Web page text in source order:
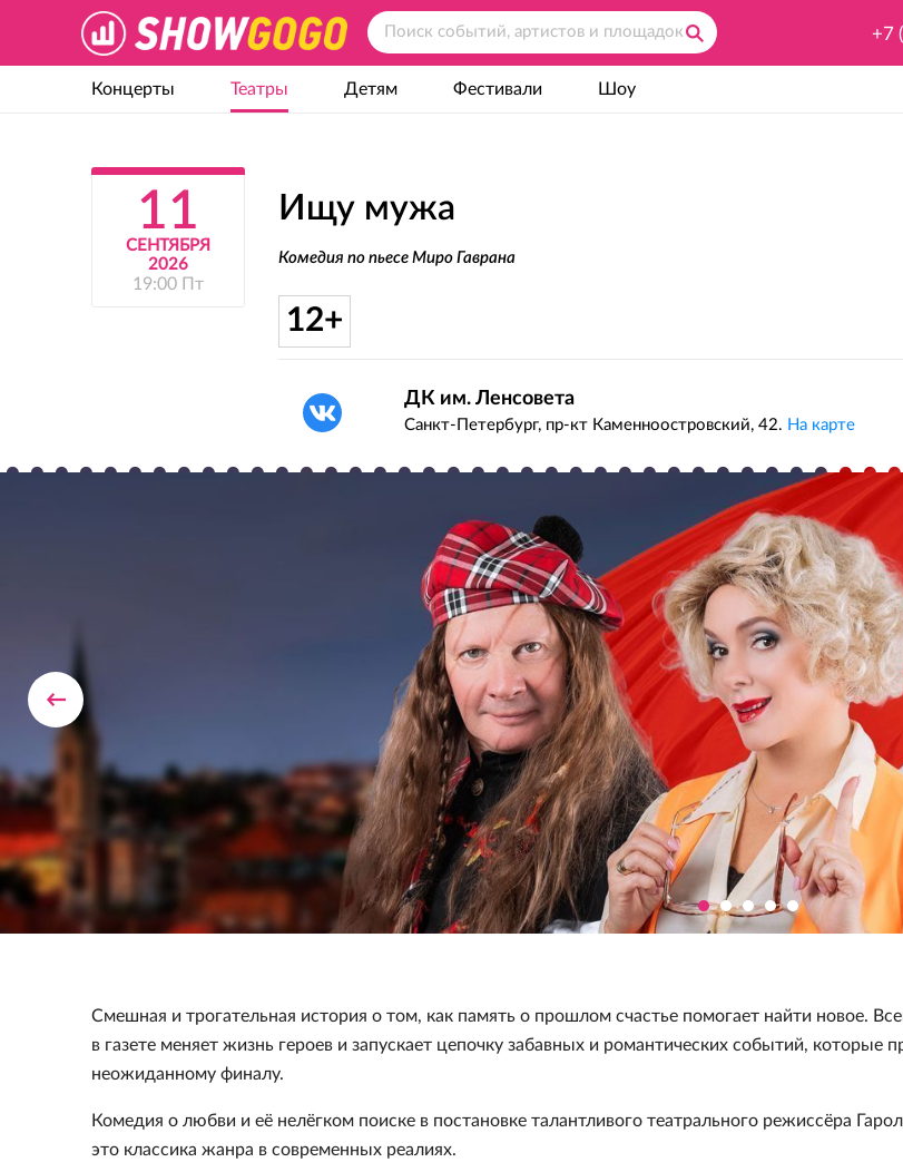
+7
Концерты Театры Детям Фестивали Шоу
11
СЕНТЯБРЯ
2026
19:00 Пт
Ищу мужа
Комедия по пьесе Миро Гаврана
12+
ДК им. Ленсовета
Санкт-Петербург, пр-кт Каменноостровский, 42. На карте
Смешная и трогательная история о том, как память о прошлом счастье помогает найти новое.
в газете меняет жизнь героев и запускает цепочку забавных и романтических событий, которые
неожиданному финалу.
Комедия о любви и её нелёгком поиске в постановке талантливого театрального режиссёра
это классика жанра в современных реалиях.